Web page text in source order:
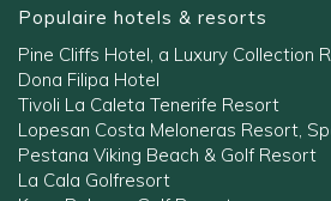
Populaire hotels & resorts
Pine Cliffs Hotel, a Luxury Collection
Dona Filipa Hotel
Tivoli La Caleta Tenerife Resort
Lopesan Costa Meloneras Resort,
Pestana Viking Beach & Golf Resort
La Cala Golfresort